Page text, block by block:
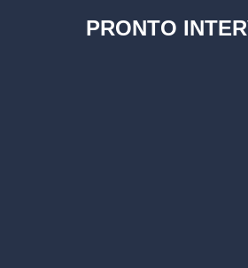
PRONTO